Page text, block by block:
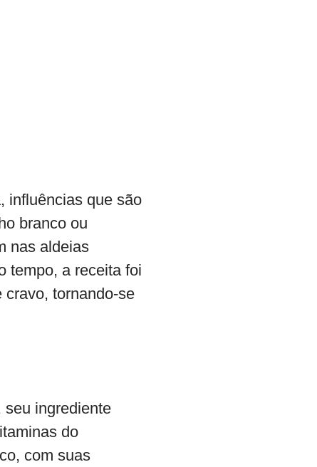
influências que são
branco ou
nas aldeias
tempo, a receita foi
cravo, tornando-se
seu ingrediente
do
com suas